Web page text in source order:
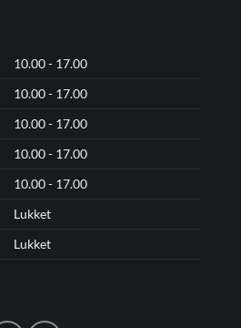
10.00 - 17.00
10.00 - 17.00
10.00 - 17.00
10.00 - 17.00
10.00 - 17.00
Lukket
Lukket